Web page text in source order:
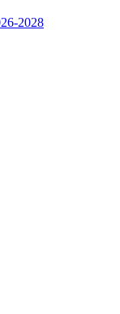
2028